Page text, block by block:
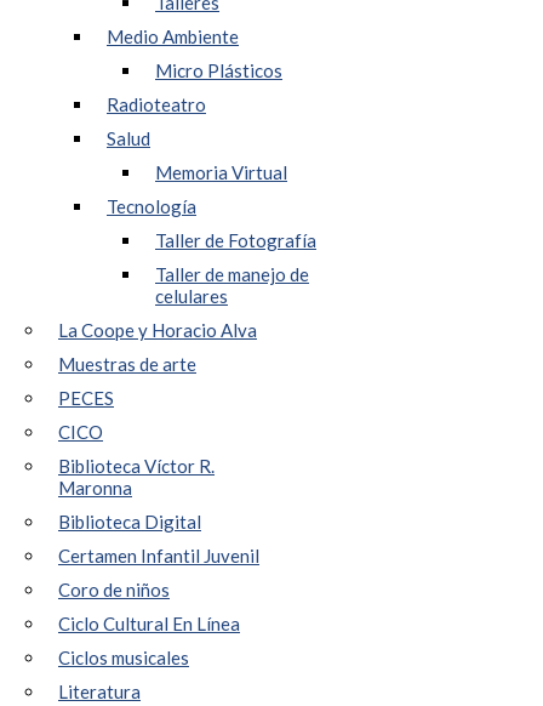
Medio Ambiente
Micro Plásticos
Radioteatro
Salud
Memoria Virtual
Tecnología
Taller de Fotografía
Taller de manejo de
celulares
La Coope y Horacio Alva
Muestras de arte
PECES
CICO
Biblioteca Víctor R.
Maronna
Biblioteca Digital
Certamen Infantil Juvenil
Coro de niños
Ciclo Cultural En Línea
Ciclos musicales
Literatura